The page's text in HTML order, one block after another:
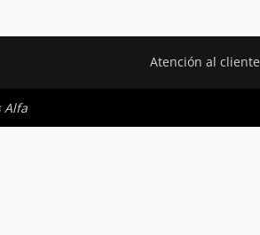
Atención al cliente
Alfa